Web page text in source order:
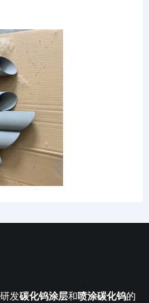
发碳化钨涂层和喷涂碳化钨的